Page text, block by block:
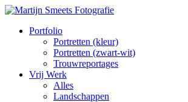
Portfolio
Portretten (kleur)
Portretten (zwart-wit)
Trouwreportages
Vrij Werk
Alles
Landschappen